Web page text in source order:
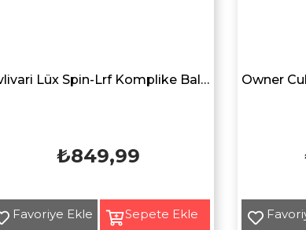
Avlivari Lüx Spin-Lrf Komplike Balıkçı Aksesuar Yan Bel Çantası HAKİ YEŞİL
₺849,99
Yeni
Yeni